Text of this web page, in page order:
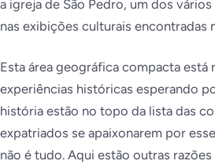
a igreja de São Pedro, um dos
nas exibições culturais encontradas
Esta área geográfica compacta está
experiências históricas esperando
história estão no topo da lista das
expatriados se apaixonarem por
não é tudo. Aqui estão outras